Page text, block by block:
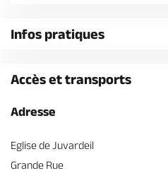
Infos pratiques
Accès et transports
Adresse
Eglise de Juvardeil
Grande Rue